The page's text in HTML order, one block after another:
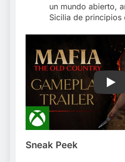
un mundo abierto,
Sicilia de principios
Play
Sneak Peek